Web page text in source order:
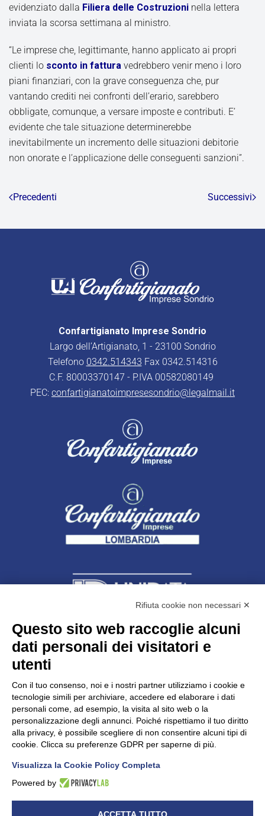
evidenziato dalla Filiera delle Costruzioni nella lettera
inviata la scorsa settimana al ministro.
“Le imprese che, legittimante, hanno applicato ai propri
clienti lo sconto in fattura vedrebbero venir meno i loro
piani finanziari, con la grave conseguenza che, pur
vantando crediti nei confronti dell’erario, sarebbero
obbligate, comunque, a versare imposte e contributi. E’
evidente che tale situazione determinerebbe
inevitabilmente un incremento delle situazioni debitorie
non onorate e l’applicazione delle conseguenti sanzioni”.
Precedenti Successivi
Confartigianato Imprese Sondrio
Largo dell’Artigianato, 1 - 23100 Sondrio
Telefono 0342.514343 Fax 0342.514316
C.F. 80003370147 - P.IVA 00582080149
PEC: confartigianatoimpresesondrio@legalmail.it
Unidata s.r.lcon unico socio
Largo dell’Artigianato, 1 - 23100 Sondrio
C.F. 00481790145 - N.REA SO-36426
PEC: unidata.sondrio@legalmail.it
Cap. soc. euro 100.000,00 i.v.
UNIDATA - Informativa privacy (per i clienti)
Rifiuta cookie non necessari ✕
Questo sito web raccoglie alcuni
dati personali dei visitatori e
utenti
Con il tuo consenso, noi e i nostri partner utilizziamo i cookie e
tecnologie simili per archiviare, accedere ed elaborare i dati
personali come, ad esempio, la visita al sito web o la
personalizzazione degli annunci. Poiché rispettiamo il tuo diritto
alla privacy, è possibile scegliere di non consentire alcuni tipi di
cookie. Clicca su preferenze GDPR per saperne di più.
Visualizza la Cookie Policy Completa
Powered by
ACCETTA TUTTO